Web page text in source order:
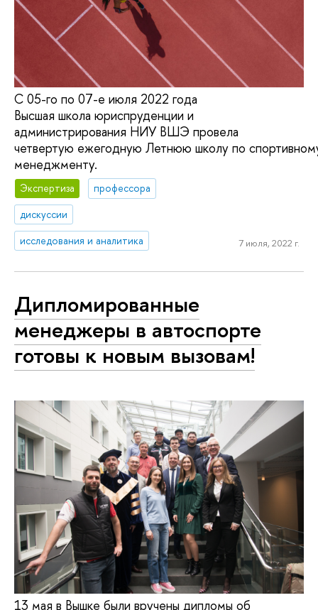
С 05-го по 07-е июля 2022 года
Высшая школа юриспруденции и
администрирования НИУ ВШЭ провела
четвертую ежегодную Летнюю школу по
менеджменту.
Экспертиза
профессора
дискуссии
исследования и аналитика
7 июля, 2022 г.
Дипломированные
менеджеры в автоспорте
готовы к новым вызовам!
13 мая в Вышке были вручены дипломы об